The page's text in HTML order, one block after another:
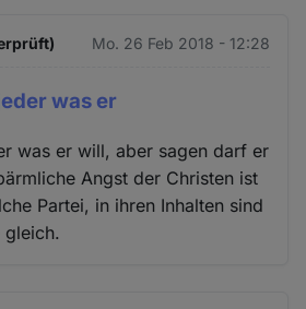
Mo. 26 Feb 2018 - 12:28
was er
was er will, aber sagen darf er
Angst der Christen ist
Partei, in ihren Inhalten sind
gleich.